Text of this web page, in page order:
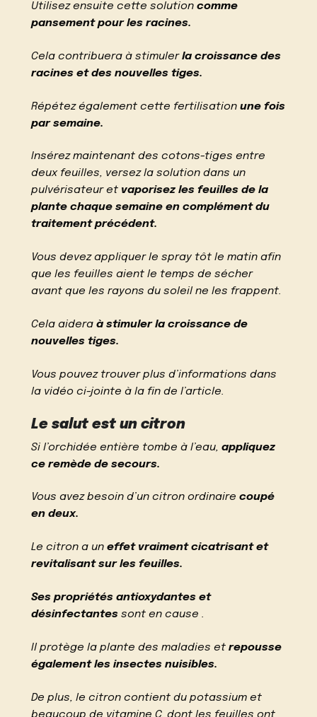
Utilisez ensuite cette solutioncomme
pansement pour les racines.
Cela contribuera à stimulerla croissance des
racines et des nouvelles tiges.
Répétez également cette fertilisationune fois
par semaine.
Insérez maintenant des cotons-tiges entre
deux feuilles, versez la solution dans un
pulvérisateur et vaporisez les feuilles de la
plante chaque semaine en complément du
traitement précédent.
Vous devez appliquer le spray tôt le matin afin
que les feuilles aient le temps de sécher
avant que les rayons du soleil ne les frappent.
Cela aideraà stimuler la croissance de
nouvelles tiges.
Vous pouvez trouver plus d’informations dans
la vidéo ci-jointe à la fin de l’article.
Le salut est un citron
Si l’orchidée entière tombe à l’eau,appliquez
ce remède de secours.
Vous avez besoin d’un citron ordinairecoupé
en deux.
Le citron a uneffet vraiment cicatrisant et
revitalisant sur les feuilles.
Ses propriétés antioxydantes et
désinfectantes sont en cause .
Il protège la plante des maladies etrepousse
également les insectes nuisibles.
De plus, le citron contient du potassium et
beaucoup de vitamine C, dont les feuilles ont